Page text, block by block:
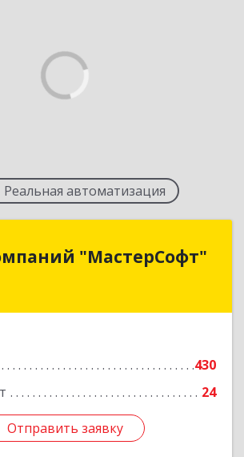
Реальная автоматизация
"МастерСофт"
430
24
Отправить заявку
"МастерСофт"
обл, Киров г, Маклина ул,
Отправить заявку